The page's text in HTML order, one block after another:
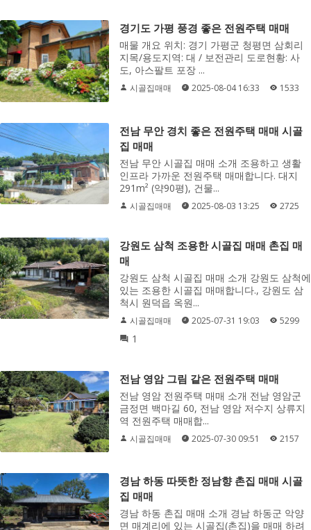
경기도 가평 풍경 좋은 전원주택 매매
매물 개요 위치: 경기 가평군 청평면 삼회리
지목/용도지역: 대 / 보전관리 도로현황: 사
도, 아스팔트 포장 ...
시골집매매 2025-08-04 16:33 1533
전남 무안 경치 좋은 전원주택 매매 시골
집 매매
전남 무안 시골집 매매 소개 조용하고 생활
인프라 가까운 전원주택 매매합니다. 대지
291m² (약90평), 건물...
시골집매매 2025-08-03 13:25 2725
강원도 삼척 조용한 시골집 매매 촌집 매
매
강원도 삼척 시골집 매매 소개 강원도 삼척에
있는 조용한 시골집 매매합니다., 강원도 삼
척시 원덕읍 옥원...
시골집매매 2025-07-31 19:03 5299
1
전남 영암 그림 같은 전원주택 매매
전남 영암 전원주택 매매 소개 전남 영암군
금정면 백마길 60, 전남 영암 저수지 상류지
역 전원주택 매매합...
시골집매매 2025-07-30 09:51 2157
경남 하동 따뜻한 정남향 촌집 매매 시골
집 매매
경남 하동 촌집 매매 소개 경남 하동군 악양
면 매계리에 있는 시골집(촌집)을 매매 하려